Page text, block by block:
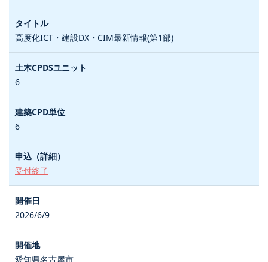
高度化ICT・建設DX・CIM最新情報(第1部)
6
6
受付終了
2026/6/9
愛知県名古屋市